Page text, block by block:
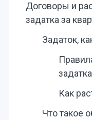
Договоры и
задатка за
Задаток,
задатка
Как
Что такое